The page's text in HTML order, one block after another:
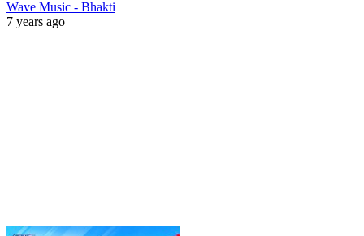
Wave Music - Bhakti
7 years ago